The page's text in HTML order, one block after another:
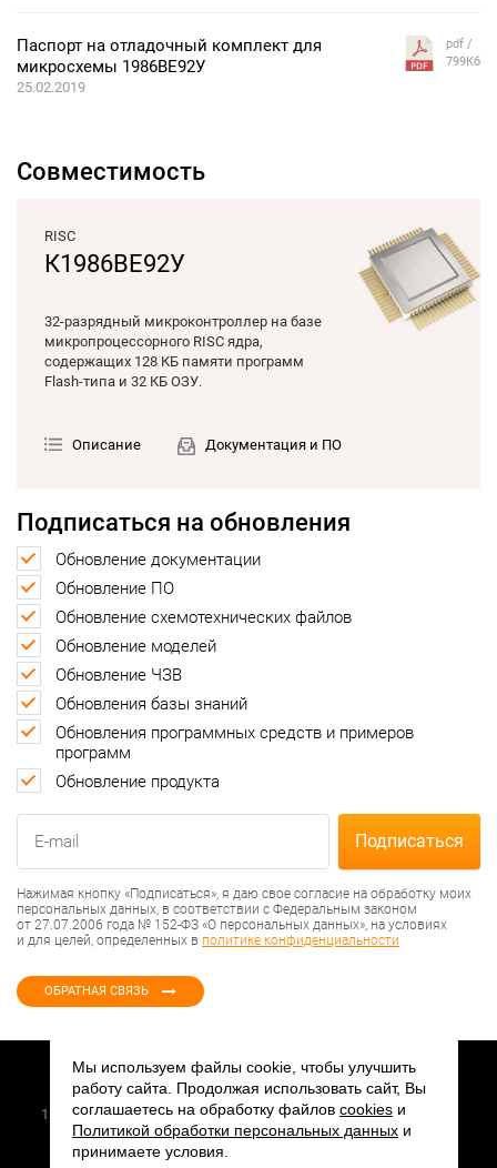
Паспорт на отладочный комплект для
микросхемы 1986ВЕ92У
25.02.2019
pdf /
799Кб
Совместимость
RISC
К1986ВЕ92У
32-разрядный микроконтроллер на базе
микропроцессорного RISC ядра,
содержащих 128 КБ памяти программ
Flash-типа и 32 КБ ОЗУ.
Описание Документация и ПО
Подписаться на обновления
Обновление документации
Обновление ПО
Обновление схемотехнических файлов
Обновление моделей
Обновление ЧЗВ
Обновления базы знаний
Обновления программных средств и примеров
программ
Обновление продукта
Нажимая кнопку «Подписаться», я даю свое согласие на обработку моих
персональных данных, в соответствии с Федеральным законом
от 27.07.2006 года № 152-ФЗ «О персональных данных», на условиях
и для целей, определенных в политике конфиденциальности
ОБРАТНАЯ СВЯЗЬ
2026 © АО «ПКК Миландр»
124498, г. Москва, Зеленоград, Георгиевский проспект, дом 5
Создание сайта
Мы используем файлы cookie, чтобы улучшить
работу сайта. Продолжая использовать сайт, Вы
соглашаетесь на обработку файлов cookies и
Политикой обработки персональных данных и
принимаете условия.